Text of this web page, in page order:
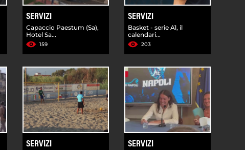
SERVIZI
Capaccio Paestum (Sa),
Hotel Sa...
159
SERVIZI
Basket - serie A1, il
calendari...
203
SERVIZI SERVIZI